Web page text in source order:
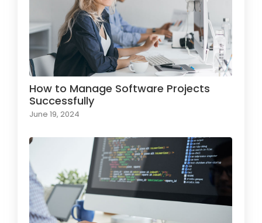
How to Manage Software Projects
Successfully
June 19, 2024